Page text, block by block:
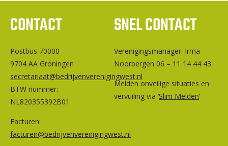
CONTACT
Postbus 70000
9704 AA Groningen
secretariaat@bedrijvenverenigingwest.nl
BTW nummer:
NL820355392B01
Facturen:
facturen@bedrijvenverenigingwest.nl
SNEL CONTACT
Ver­e­ni­gings­ma­na­ger: Irma
Noorbergen 06 – 11 14 44 43
Melden onveilige situaties en
vervuiling via ‘Slim Melden‘